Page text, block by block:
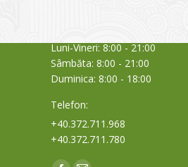
Luni-Vineri: 8:00 - 21:00
Sâmbăta: 8:00 - 21:00
Duminica: 8:00 - 18:00
Telefon:
+40.372.711.968
+40.372.711.780